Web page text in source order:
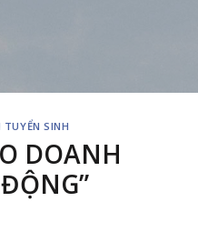
TUYỂN SINH
DOANH